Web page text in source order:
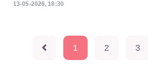
13-05-2026, 18:30
1 2 3